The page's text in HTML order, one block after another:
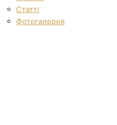
Статті
Фотогалерея